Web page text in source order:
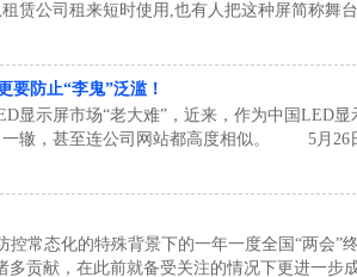
赁公司租来短时使用,也有人把这种屏简称舞
要防止“李鬼”泛滥！
显示屏市场“老大难”，近来，作为中国LED
一辙，甚至连公司网站都高度相似。 5月26
控常态化的特殊背景下的一年一度全国“两会
多贡献，在此前就备受关注的情况下更进一步